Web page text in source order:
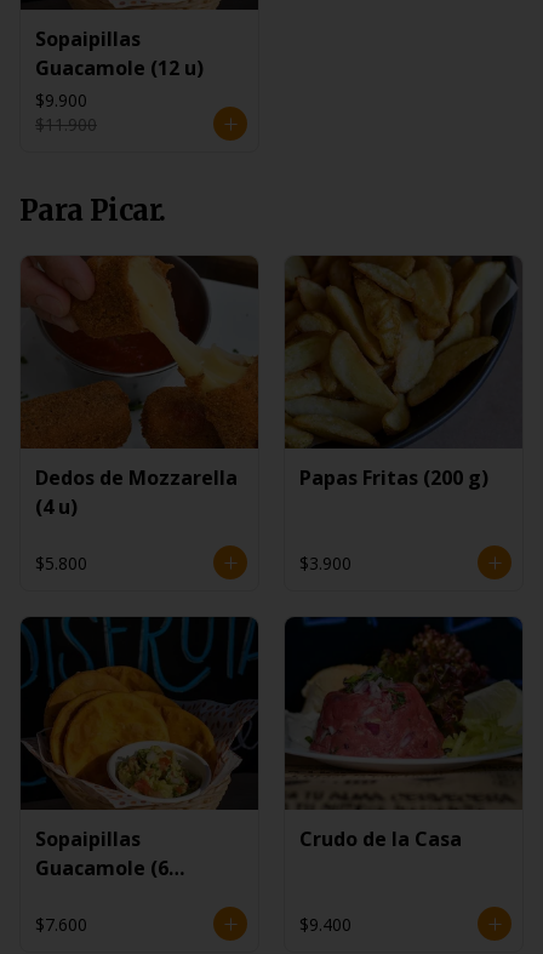
Sopaipillas
Guacamole (12 u)
$9.900
$11.900
Para Picar.
Dedos de Mozzarella
(4 u)
$5.800
Papas Fritas (200 g)
$3.900
Sopaipillas
Guacamole (6
$7.600
Crudo de la Casa
$9.400